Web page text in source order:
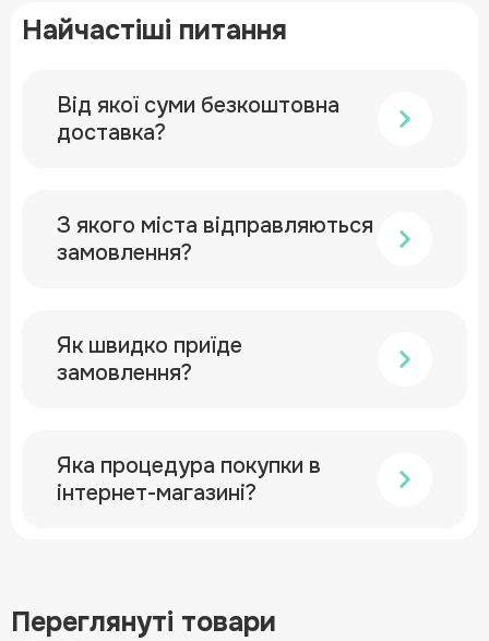
Найчастіші питання
Від якої суми безкоштовна
доставка?
З якого міста відправляються
замовлення?
Як швидко приїде
замовлення?
Яка процедура покупки в
інтернет-магазині?
Переглянуті товари